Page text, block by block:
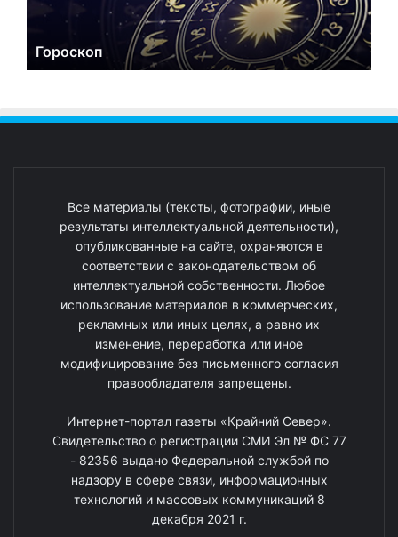
Гороскоп
Все материалы (тексты, фотографии, иные
результаты интеллектуальной деятельности),
опубликованные на сайте, охраняются в
соответствии с законодательством об
интеллектуальной собственности. Любое
использование материалов в коммерческих,
рекламных или иных целях, а равно их
изменение, переработка или иное
модифицирование без письменного согласия
правообладателя запрещены.
Интернет-портал газеты «Крайний Север».
Свидетельство о регистрации СМИ Эл № ФС 77
- 82356 выдано Федеральной службой по
надзору в сфере связи, информационных
технологий и массовых коммуникаций 8
декабря 2021 г.